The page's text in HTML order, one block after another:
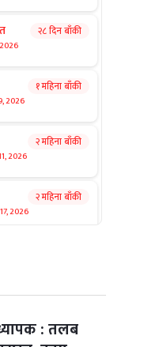
२८ दिन बाँकी
2026
१ महिना बाँकी
2026
२ महिना बाँकी
2026
२ महिना बाँकी
2026 : तलब